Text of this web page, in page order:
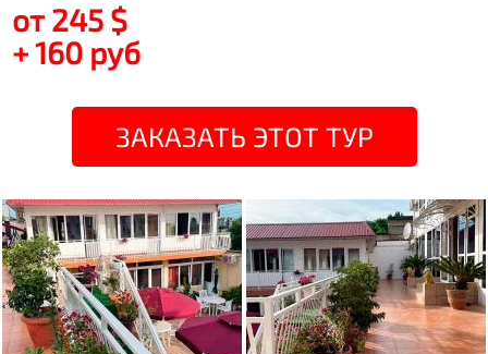
от 245 $
+ 160 руб
ЗАКАЗАТЬ ЭТОТ ТУР